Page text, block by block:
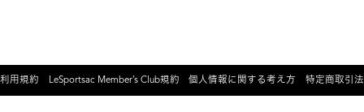
利用規約 LeSportsac Member’s Club規約 個人情報に関する考え方 特定商取引